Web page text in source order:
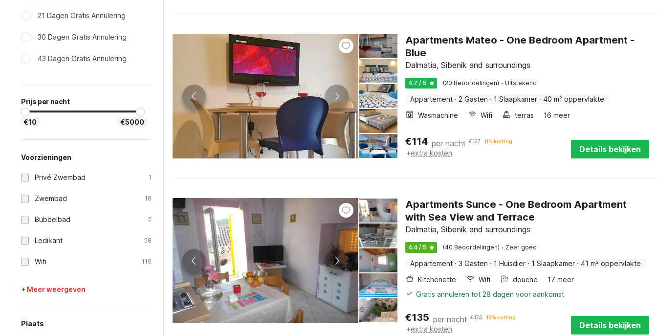
21 Dagen Gratis Annulering
30 Dagen Gratis Annulering
43 Dagen Gratis Annulering
Prijs per nacht
€10 €5000
Voorzieningen
Privé Zwembad 1
Zwembad 18
Bubbelbad 5
Ledikant 58
Wifi 119
+ Meer weergeven
Plaats
Apartments Mateo - One Bedroom Apartment -
Blue
Dalmatia, Sibenik and surroundings
4.7 / 5 (20 Beoordelingen) · Uitstekend
Appartement · 2 Gasten · 1 Slaapkamer · 40 m² oppervlakte
Wasmachine
Wifi terras 16 meer
€114 per nacht €127 11% korting
+extra kosten Details bekijken
Apartments Sunce - One Bedroom Apartment
with Sea View and Terrace
Dalmatia, Sibenik and surroundings
4.4 / 5 (40 Beoordelingen) · Zeer goed
Appartement · 3 Gasten · 1 Huisdier · 1 Slaapkamer · 41 m² oppervlakte
Kitchenette
Wifi douche
17 meer
Gratis annuleren tot 28 dagen voor aankomst
€135 per nacht €176 19% korting
+extra kosten Details bekijken